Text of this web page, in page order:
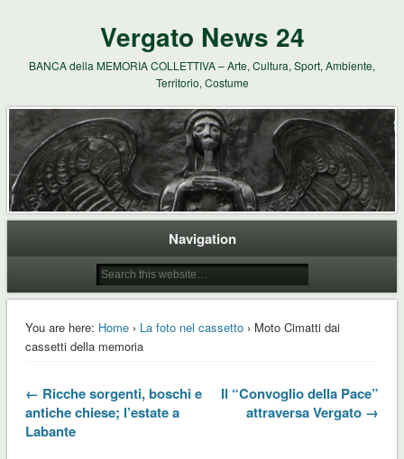
Vergato News 24
BANCA della MEMORIA COLLETTIVA – Arte, Cultura, Sport, Ambiente,
Territorio, Costume
Navigation
You are here: Home› La foto nel cassetto› Moto Cimatti dai
cassetti della memoria
← Ricche sorgenti, boschi e
antiche chiese; l’estate a
Labante
Il “Convoglio della Pace”
attraversa Vergato →